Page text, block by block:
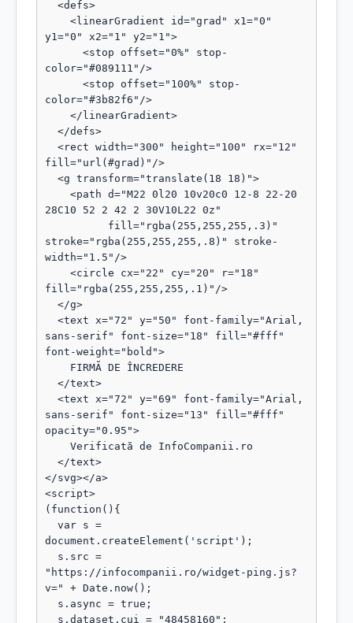
y1="0" x2="1" y2="1">
color="#089111"/>
color="#3b82f6"/>
fill="url(#grad)"/>
28C10 52 2 42 2 30V10L22 0z"
stroke="rgba(255,255,255,.8)" stroke-
width="1.5"/>
fill="rgba(255,255,255,.1)"/>
sans-serif" font-size="18" fill="#fff"
font-weight="bold">
sans-serif" font-size="13" fill="#fff"
opacity="0.95">
</svg></a>
<script>
(function(){
document.createElement('script');
"https://infocompanii.ro/widget-ping.js?
v=" + Date.now();